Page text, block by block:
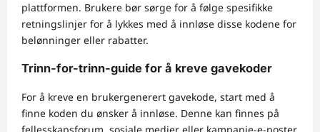
plattformen. Brukere bør sørge for å følge spesifikke
retningslinjer for å lykkes med å innløse disse kodene for
belønninger eller rabatter.
Trinn-for-trinn-guide for å kreve gavekoder
For å kreve en brukergenerert gavekode, start med å
finne koden du ønsker å innløse. Denne kan finnes på